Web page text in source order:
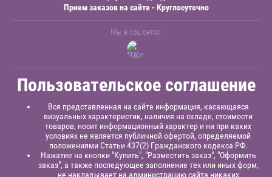
Прием заказов на сайте - Круглосуточно
Мы в соц.сетях:
Пользовательское соглашение
Вся представленная на сайте информация, касающаяся
визуальных характеристик, наличия на складе, стоимости
товаров, носит информационный характер и ни при каких
условиях не является публичной офертой, определяемой
положениями Статьи 437(2) Гражданского кодекса РФ.
Нажатие на кнопки "Купить", "Разместить заказ", "Оформить
заказ", а также последующее заполнение тех или иных форм,
не накладывает на администрацию сайта никаких